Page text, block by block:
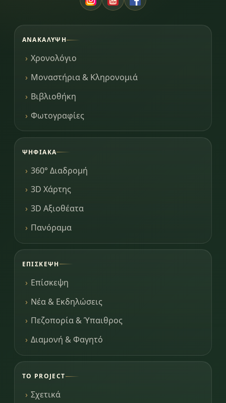
ΑΝΑΚΆΛΥΨΗ
Χρονολόγιο
Μοναστήρια & Κληρονομιά
Βιβλιοθήκη
Φωτογραφίες
ΨΗΦΙΑΚΆ
360° Διαδρομή
3D Χάρτης
3D Αξιοθέατα
Πανόραμα
ΕΠΊΣΚΕΨΗ
Επίσκεψη
Νέα & Εκδηλώσεις
Πεζοπορία & Ύπαιθρος
Διαμονή & Φαγητό
ΤΟ PROJECT
Σχετικά